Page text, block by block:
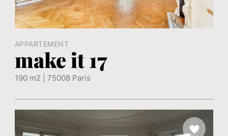
APPARTEMENT
make it 17
190 m2 | 75008 Paris